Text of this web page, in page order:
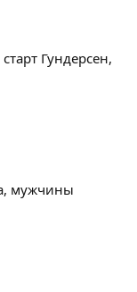
Гундерсен,
мужчины